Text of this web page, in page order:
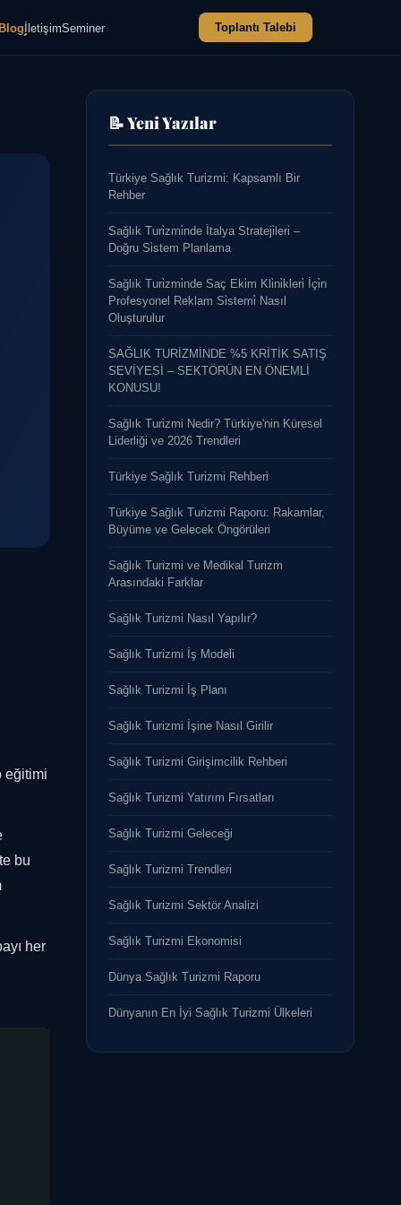
İletişimSeminer Toplantı Talebi
eğitimi
bu
her
📝 Yeni Yazılar
Türkiye Sağlık Turizmi: Kapsamlı Bir
Rehber
Sağlık Turi̇zmi̇nde İtalya Strateji̇leri̇ –
Doğru Si̇stem Planlama
Sağlık Turi̇zmi̇nde Saç Eki̇m Kli̇ni̇kleri̇ İçi̇n
Profesyonel Reklam Si̇stemi̇ Nasıl
Oluşturulur
SAĞLIK TURİZMİNDE %5 KRİTİK SATIŞ
SEVİYESİ – SEKTÖRÜN EN ÖNEMLİ
KONUSU!
Sağlık Turizmi Nedir? Türkiye'nin Küresel
Liderliği ve 2026 Trendleri
Türkiye Sağlık Turizmi Rehberi
Türkiye Sağlık Turizmi Raporu: Rakamlar,
Büyüme ve Gelecek Öngörüleri
Sağlık Turizmi ve Medikal Turizm
Arasındaki Farklar
Sağlık Turizmi Nasıl Yapılır?
Sağlık Turizmi İş Modeli
Sağlık Turizmi İş Planı
Sağlık Turizmi İşine Nasıl Girilir
Sağlık Turizmi Girişimcilik Rehberi
Sağlık Turizmi Yatırım Fırsatları
Sağlık Turizmi Geleceği
Sağlık Turizmi Trendleri
Sağlık Turizmi Sektör Analizi
Sağlık Turizmi Ekonomisi
Dünya Sağlık Turizmi Raporu
Dünyanın En İyi Sağlık Turizmi Ülkeleri